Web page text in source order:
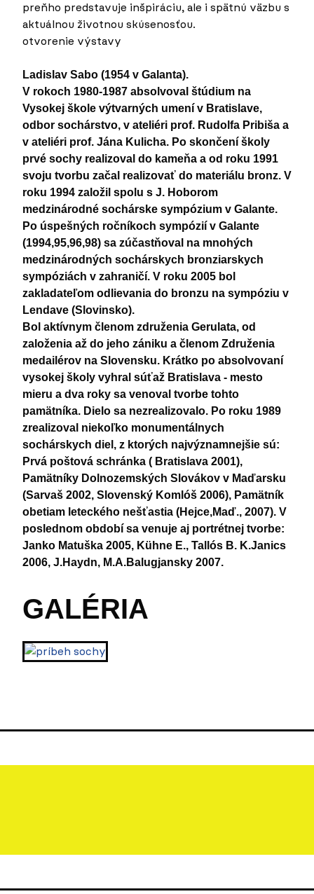
preňho predstavuje inšpiráciu, ale i spätnú väzbu s
aktuálnou životnou skúsenosťou.
otvorenie výstavy
Ladislav Sabo (1954 v Galanta).
V rokoch 1980-1987 absolvoval štúdium na
Vysokej škole výtvarných umení v Bratislave,
odbor sochárstvo, v ateliéri prof. Rudolfa Pribiša a
v ateliéri prof. Jána Kulicha. Po skončení školy
prvé sochy realizoval do kameňa a od roku 1991
svoju tvorbu začal realizovať do materiálu bronz. V
roku 1994 založil spolu s J. Hoborom
medzinárodné sochárske sympózium v Galante.
Po úspešných ročníkoch sympózií v Galante
(1994,95,96,98) sa zúčastňoval na mnohých
medzinárodných sochárskych bronziarskych
sympóziách v zahraničí. V roku 2005 bol
zakladateľom odlievania do bronzu na sympóziu v
Lendave (Slovinsko).
Bol aktívnym členom združenia Gerulata, od
založenia až do jeho zániku a členom Združenia
medailérov na Slovensku. Krátko po absolvovaní
vysokej školy vyhral súťaž Bratislava - mesto
mieru a dva roky sa venoval tvorbe tohto
pamätníka. Dielo sa nezrealizovalo. Po roku 1989
zrealizoval niekoľko monumentálnych
sochárskych diel, z ktorých najvýznamnejšie sú:
Prvá poštová schránka ( Bratislava 2001),
Pamätníky Dolnozemských Slovákov v Maďarsku
(Sarvaš 2002, Slovenský Komlóš 2006), Pamätník
obetiam leteckého nešťastia (Hejce,Maď., 2007). V
poslednom období sa venuje aj portrétnej tvorbe:
Janko Matuška 2005, Kühne E., Tallós B. K.Janics
2006, J.Haydn, M.A.Balugjansky 2007.
GALÉRIA